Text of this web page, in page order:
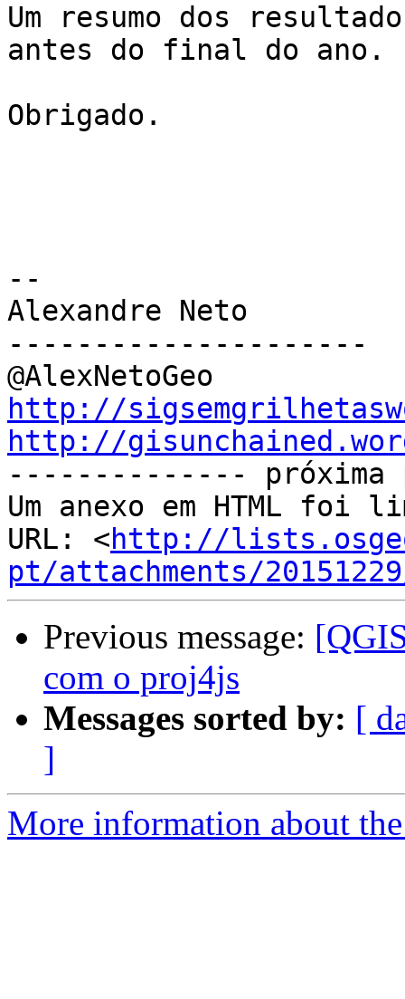
Um resumo dos
antes do final do ano.
Obrigado.
--
Alexandre Neto
---------------------
http://
http://
--------------
Um anexo em HTML foi
URL: <http://
pt/attachments/
Previous message:
com o proj4js
Messages sorted by: [
]
More information about